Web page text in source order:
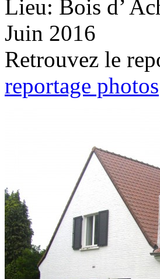
Lieu: Bois d’
Juin 2016
Retrouvez le
reportage photos